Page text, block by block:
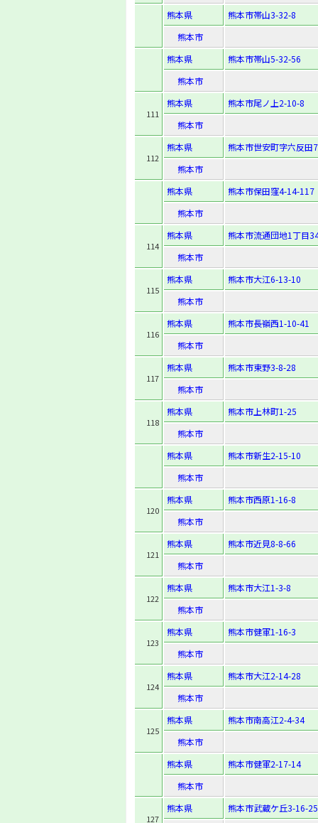
熊本県
熊本市帯山3-32-8
熊本市
熊本県
熊本市帯山5-32-56
熊本市
111
熊本県
熊本市尾ノ上2-10-8
熊本市
112
熊本県
熊本市世安町字六反田
熊本市
熊本県
熊本市保田窪4-14-117
熊本市
114
熊本県
熊本市流通団地1丁目
熊本市
115
熊本県
熊本市大江6-13-10
熊本市
116
熊本県
熊本市長嶺西1-10-41
熊本市
117
熊本県
熊本市東野3-8-28
熊本市
118
熊本県
熊本市上林町1-25
熊本市
熊本県
熊本市新生2-15-10
熊本市
120
熊本県
熊本市西原1-16-8
熊本市
121
熊本県
熊本市近見8-8-66
熊本市
122
熊本県
熊本市大江1-3-8
熊本市
123
熊本県
熊本市健軍1-16-3
熊本市
124
熊本県
熊本市大江2-14-28
熊本市
125
熊本県
熊本市南高江2-4-34
熊本市
熊本県
熊本市健軍2-17-14
熊本市
127
熊本県
熊本市武蔵ケ丘3-16-25